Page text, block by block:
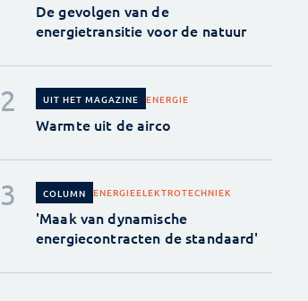
De gevolgen van de
energietransitie voor de natuur
UIT HET MAGAZINE ENERGIE
Warmte uit de airco
COLUMN ENERGIEELEKTROTECHNIEK
'Maak van dynamische
energiecontracten de standaard'